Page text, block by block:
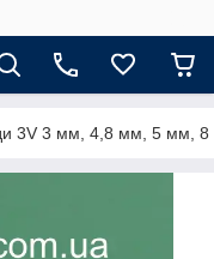
3V 3 мм, 4,8 мм, 5 мм, 8